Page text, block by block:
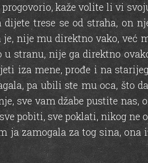
kaže volite li vi
trese se od straha, on
nije mu direktno vako, već
u stranu, nije ga direktno
iza mene, prođe i na
pa ubili ste mu oca, što
sve vam džabe pustite
pobiti, sve poklati, nikog
zamogala za tog sina, ona